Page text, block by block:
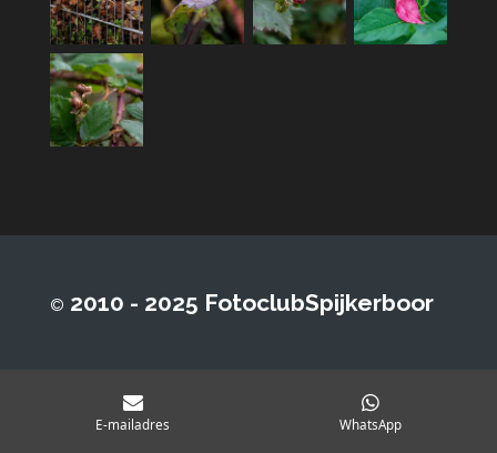
© 2010 - 2025 FotoclubSpijkerboor
E-mailadres WhatsApp